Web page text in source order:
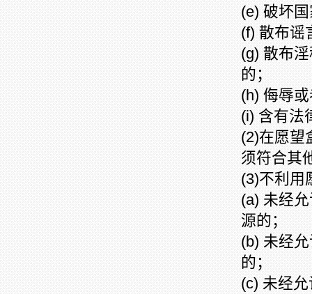
(e) 破坏
(f) 散布谣
(g) 散布
的；
(h) 侮辱
(i) 含有法
(2)在愿望
须符合其
(3)不利用
(a) 未经
源的；
(b) 未经
的；
(c) 未经